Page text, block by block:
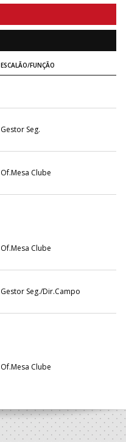
ESCALÃO/FUNÇÃO
Gestor Seg.
Of.Mesa Clube
Of.Mesa Clube
Gestor Seg./Dir.Campo
Of.Mesa Clube
Gestor Seg./Dir.Campo